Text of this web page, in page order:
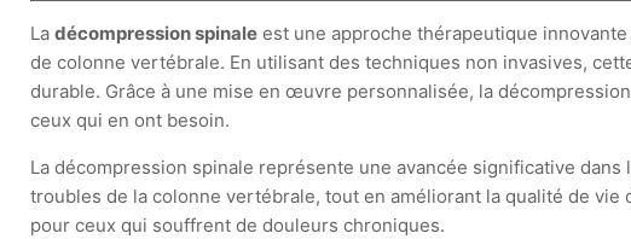
Ladécompression spinale est une approche thérapeutique
de colonne vertébrale. En utilisant des techniques non invasives,
durable. Grâce à une mise en œuvre personnalisée, la
ceux qui en ont besoin.
La décompression spinale représente une avancée significative
troubles de la colonne vertébrale, tout en améliorant la qualité de
pour ceux qui souffrent de douleurs chroniques.